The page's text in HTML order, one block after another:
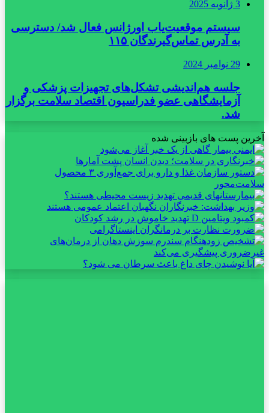
3 ژانویه 2025
سیستم موقعیت‌یاب اورژانس فعال شد/ دسترسی
به آدرس تماس‌گیرندگان ۱۱۵
29 نوامبر 2024
جلسه هم‌اندیشی تشکل‌های تجهیزات پزشکی و
آزمایشگاهی عضو فدراسیون اقتصاد سلامت برگزار
شد.
آخرین پست های بازبینی شده